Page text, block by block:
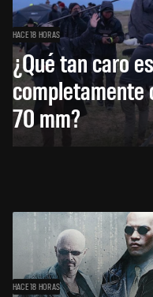
HACE 18 HORAS
¿Qué tan caro
completamente
70 mm?
HACE 18 HORAS